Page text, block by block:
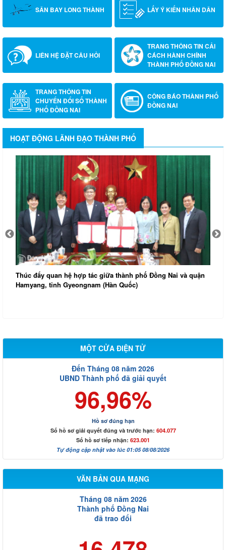
SÂN BAY LONG THÀNH LẤY Ý KIẾN NHÂN DÂN
LIÊN HỆ ĐẶT CÂU HỎI
TRANG THÔNG TIN CẢI
CÁCH HÀNH CHÍNH
THÀNH PHỐ ĐỒNG NAI
TRANG THÔNG TIN
CHUYỂN ĐỔI SỐ THÀNH
PHỐ ĐỒNG NAI
CÔNG BÁO THÀNH PHỐ
ĐỒNG NAI
HOẠT ĐỘNG LÃNH ĐẠO THÀNH PHỐ
Thúc đẩy quan hệ hợp tác giữa thành phố Đồng Nai và quận
Hamyang, tỉnh Gyeongnam (Hàn Quốc)
MỘT CỬA ĐIỆN TỬ
Đến Tháng 08 năm 2026
UBND Thành phố đã giải quyết
96,96%
Hồ sơ đúng hạn
Số hồ sơ giải quyết đúng và trước hạn: 604.077
Số hồ sơ tiếp nhận: 623.001
Tự động cập nhật vào lúc 01:05 08/08/2026
VĂN BẢN QUA MẠNG
Tháng 08 năm 2026
Thành phố Đồng Nai
đã trao đổi